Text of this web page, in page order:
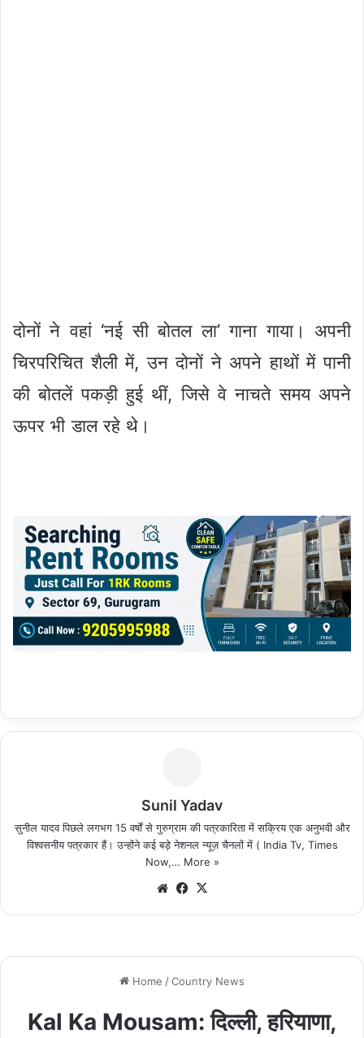
दोनों ने वहां ‘नई सी बोतल ला’ गाना गाया। अपनी
चिरपरिचित शैली में, उन दोनों ने अपने हाथों में पानी
की बोतलें पकड़ी हुई थीं, जिसे वे नाचते समय अपने
ऊपर भी डाल रहे थे।
Sunil Yadav
सुनील यादव पिछले लगभग 15 वर्षों से गुरुग्राम की पत्रकारिता में सक्रिय एक अनुभवी और
विश्वसनीय पत्रकार हैं। उन्होंने कई बड़े नेशनल न्यूज़ चैनलों में ( India Tv, Times
Now,… More »
We Fa